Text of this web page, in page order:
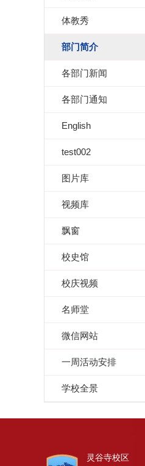
体教秀
部门简介
各部门新闻
各部门通知
English
test002
图片库
视频库
飘窗
校史馆
校庆视频
名师堂
微信网站
一周活动安排
学校全景
灵谷寺校区